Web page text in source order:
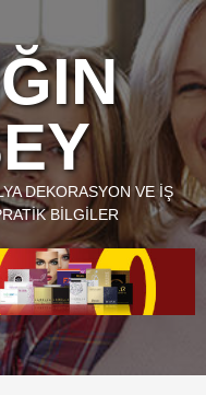
DEKORASYON VE İŞ
BILGILER